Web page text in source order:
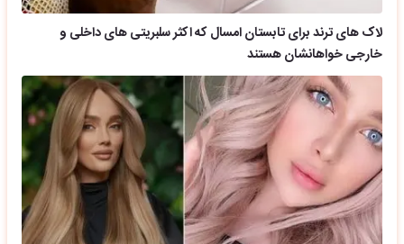
لاک های ترند برای تابستان امسال که اکثر سلبریتی های داخلی و
خارجی خواهانشان هستند